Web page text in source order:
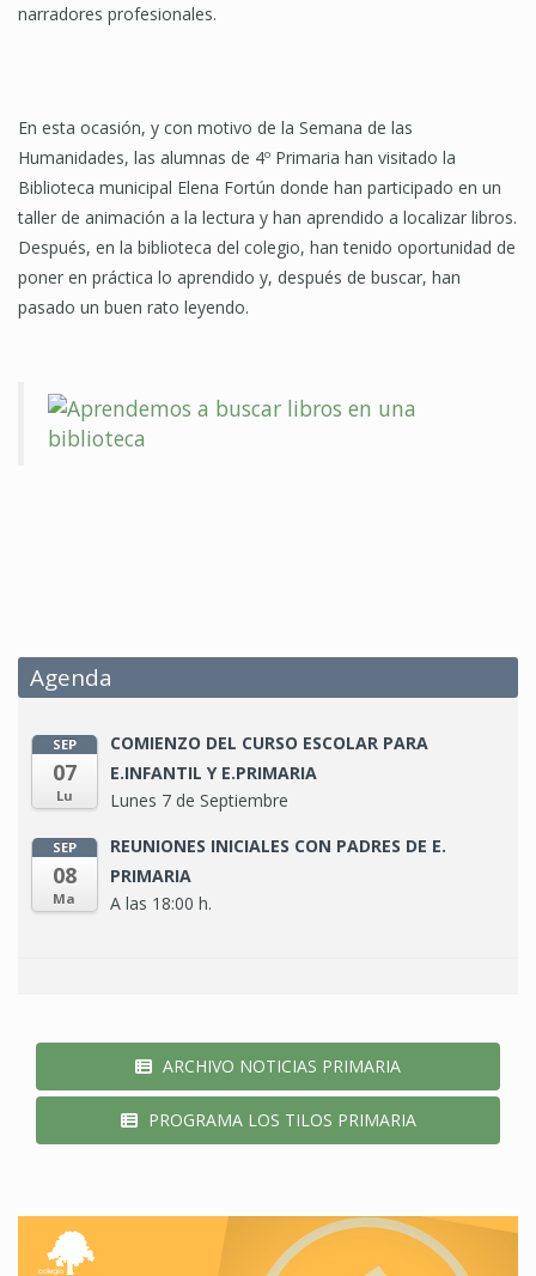
narradores profesionales.
En esta ocasión, y con motivo de la Semana de las
Humanidades, las alumnas de 4º Primaria han visitado la
Biblioteca municipal Elena Fortún donde han participado en un
taller de animación a la lectura y han aprendido a localizar libros.
Después, en la biblioteca del colegio, han tenido oportunidad de
poner en práctica lo aprendido y, después de buscar, han
pasado un buen rato leyendo.
Agenda
SEP
07
Lu
COMIENZO DEL CURSO ESCOLAR PARA
E.INFANTIL Y E.PRIMARIA
Lunes 7 de Septiembre
SEP
08
Ma
REUNIONES INICIALES CON PADRES DE E.
PRIMARIA
A las 18:00 h.
ARCHIVO NOTICIAS PRIMARIA
PROGRAMA LOS TILOS PRIMARIA